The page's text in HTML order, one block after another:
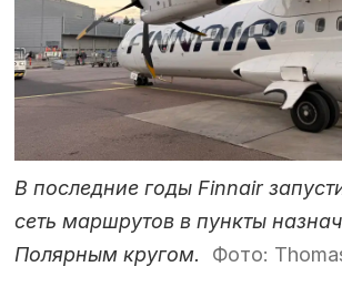
В последние годы Finnair
сеть маршрутов в пункты
Полярным кругом.
Фото: